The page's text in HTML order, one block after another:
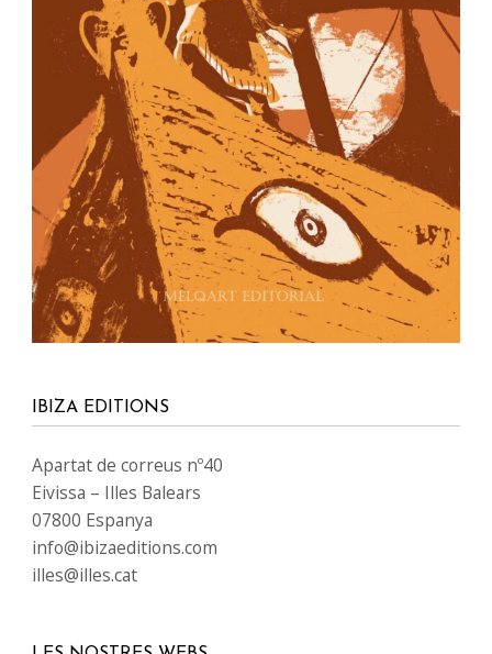
IBIZA EDITIONS
Apartat de correus nº40
Eivissa – Illes Balears
07800 Espanya
info@ibizaeditions.com
illes@illes.cat